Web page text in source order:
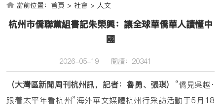
當前位置：首頁 >社會 >人文
杭州市僑聯黨組書記朱榮興：讓全球華僑華人讀懂中
國
2026-05-19 閱讀： 20341
（大灣區新聞周刊杭州訊，記者：魯勇、張琪）
“僑見吳越·
跟着太平年看杭州”海外華文媒體杭州行采訪活動于5月18